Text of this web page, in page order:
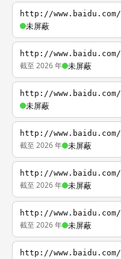
http://www.baidu.com/
未屏蔽
http://www.baidu.com/
截至 2026 年 未屏蔽
http://www.baidu.com/
未屏蔽
http://www.baidu.com/
截至 2026 年 未屏蔽
http://www.baidu.com/
截至 2026 年 未屏蔽
http://www.baidu.com/
截至 2026 年 未屏蔽
http://www.baidu.com/